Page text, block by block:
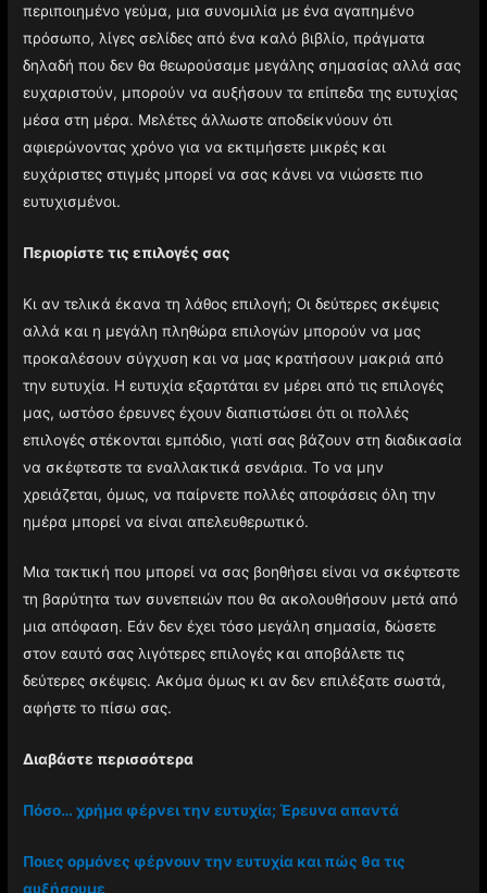
περιποιημένο γεύμα, μια συνομιλία με ένα αγαπημένο
πρόσωπο, λίγες σελίδες από ένα καλό βιβλίο, πράγματα
δηλαδή που δεν θα θεωρούσαμε μεγάλης σημασίας αλλά σας
ευχαριστούν, μπορούν να αυξήσουν τα επίπεδα της ευτυχίας
μέσα στη μέρα. Μελέτες άλλωστε αποδείκνύουν ότι
αφιερώνοντας χρόνο για να εκτιμήσετε μικρές και
ευχάριστες στιγμές μπορεί να σας κάνει να νιώσετε πιο
ευτυχισμένοι.
Περιορίστε τις επιλογές σας
Κι αν τελικά έκανα τη λάθος επιλογή; Οι δεύτερες σκέψεις
αλλά και η μεγάλη πληθώρα επιλογών μπορούν να μας
προκαλέσουν σύγχυση και να μας κρατήσουν μακριά από
την ευτυχία. Η ευτυχία εξαρτάται εν μέρει από τις επιλογές
μας, ωστόσο έρευνες έχουν διαπιστώσει ότι οι πολλές
επιλογές στέκονται εμπόδιο, γιατί σας βάζουν στη διαδικασία
να σκέφτεστε τα εναλλακτικά σενάρια. Το να μην
χρειάζεται, όμως, να παίρνετε πολλές αποφάσεις όλη την
ημέρα μπορεί να είναι απελευθερωτικό.
Μια τακτική που μπορεί να σας βοηθήσει είναι να σκέφτεστε
τη βαρύτητα των συνεπειών που θα ακολουθήσουν μετά από
μια απόφαση. Εάν δεν έχει τόσο μεγάλη σημασία, δώσετε
στον εαυτό σας λιγότερες επιλογές και αποβάλετε τις
δεύτερες σκέψεις. Ακόμα όμως κι αν δεν επιλέξατε σωστά,
αφήστε το πίσω σας.
Διαβάστε περισσότερα
Πόσο… χρήμα φέρνει την ευτυχία; Έρευνα απαντά
Ποιες ορμόνες φέρνουν την ευτυχία και πώς θα τις
αυξήσουμε